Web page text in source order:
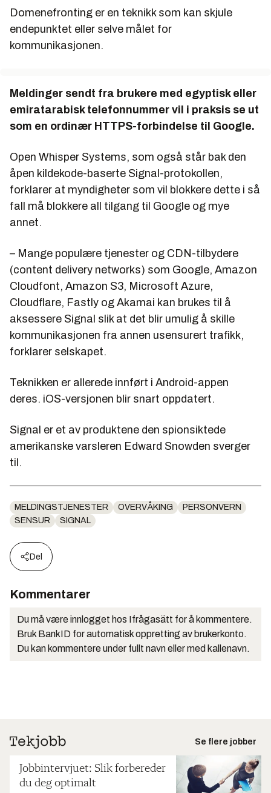
Domenefronting er en teknikk som kan skjule
endepunktet eller selve målet for
kommunikasjonen.
Meldinger sendt fra brukere med egyptisk eller
emiratarabisk telefonnummer vil i praksis se ut
som en ordinær HTTPS-forbindelse til Google.
Open Whisper Systems, som også står bak den
åpen kildekode-baserte Signal-protokollen,
forklarer at myndigheter som vil blokkere dette i så
fall må blokkere all tilgang til Google og mye
annet.
– Mange populære tjenester og CDN-tilbydere
(content delivery networks) som Google, Amazon
Cloudfont, Amazon S3, Microsoft Azure,
Cloudflare, Fastly og Akamai kan brukes til å
aksessere Signal slik at det blir umulig å skille
kommunikasjonen fra annen usensurert trafikk,
forklarer selskapet.
Teknikken er allerede innført i Android-appen
deres. iOS-versjonen blir snart oppdatert.
Signal er et av produktene den spionsiktede
amerikanske varsleren Edward Snowden sverger
til.
MELDINGSTJENESTER OVERVÅKING
PERSONVERN
SENSUR
SIGNAL
Del
Kommentarer
Du må være innlogget hos Ifrågasätt for å kommentere.
Bruk BankID for automatisk oppretting av brukerkonto.
Du kan kommentere under fullt navn eller med kallenavn.
Se flere jobber
Jobbintervjuet: Slik forbereder
du deg optimalt